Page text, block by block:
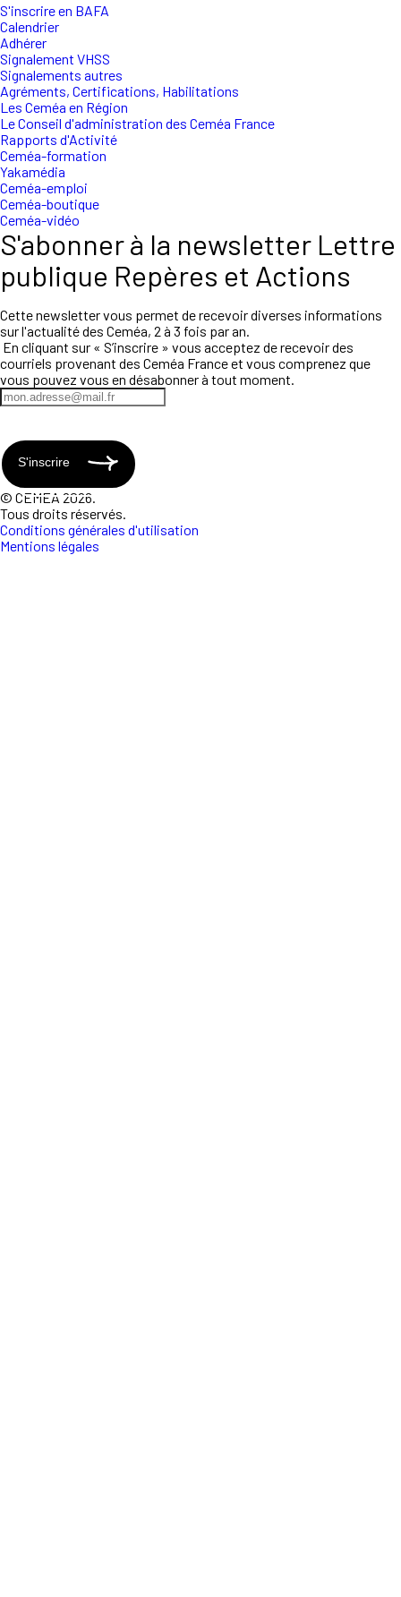
S'inscrire en BAFA
Calendrier
Adhérer
Signalement VHSS
Signalements autres
Agréments, Certifications, Habilitations
Les Ceméa en Région
Le Conseil d'administration des Ceméa France
Rapports d'Activité
Ceméa-formation
Yakamédia
Ceméa-emploi
Ceméa-boutique
Ceméa-vidéo
S'abonner à la newsletter Lettre
publique Repères et Actions
Cette newsletter vous permet de recevoir diverses informations
sur l'actualité des Ceméa, 2 à 3 fois par an.
En cliquant sur « S’inscrire » vous acceptez de recevoir des
courriels provenant des Ceméa France et vous comprenez que
vous pouvez vous en désabonner à tout moment.
S'inscrire
© CEMEA 2026.
Tous droits réservés.
Conditions générales d'utilisation
Mentions légales